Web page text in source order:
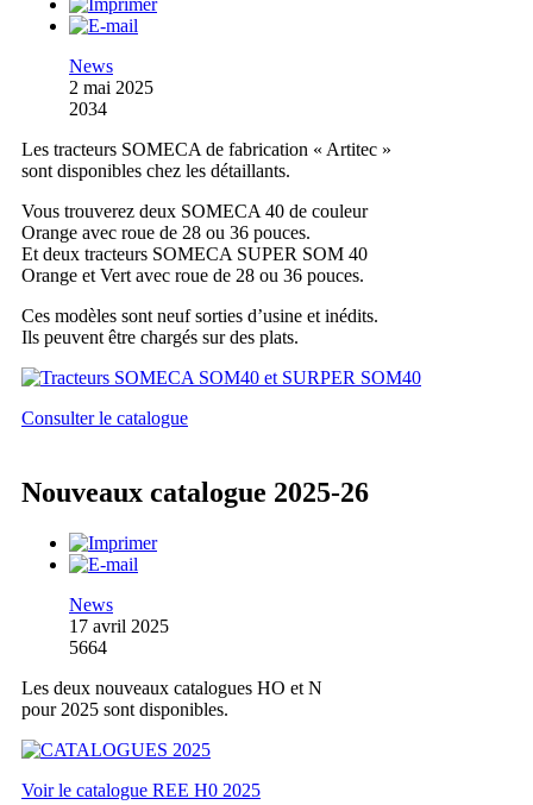
News
2 mai 2025
2034
Les tracteurs SOMECA de fabrication « Artitec »
sont disponibles chez les détaillants.
Vous trouverez deux SOMECA 40 de couleur
Orange avec roue de 28 ou 36 pouces.
Et deux tracteurs SOMECA SUPER SOM 40
Orange et Vert avec roue de 28 ou 36 pouces.
Ces modèles sont neuf sorties d’usine et inédits.
Ils peuvent être chargés sur des plats.
Consulter le catalogue
Nouveaux catalogue 2025-26
News
17 avril 2025
5664
Les deux nouveaux catalogues HO et N
pour 2025 sont disponibles.
Voir le catalogue REE H0 2025